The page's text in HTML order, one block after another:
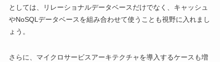
としては、リレーショナルデータベースだけでなく、キャッシュ
やNoSQLデータベースを組み合わせて使うことも視野に入れまし
ょう。
さらに、マイクロサービスアーキテクチャを導入するケースも増